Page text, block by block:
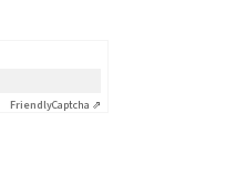
FriendlyCaptcha ⇗